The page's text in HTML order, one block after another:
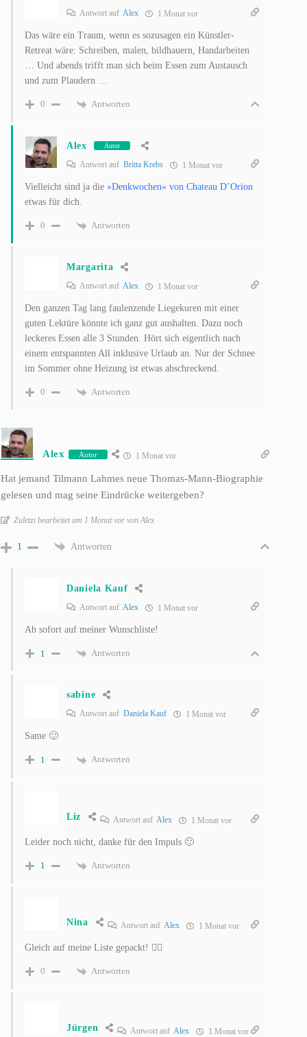
Antwort auf Alex 1 Monat vor
Das wäre ein Traum, wenn es sozusagen ein Künstler-
Retreat wäre: Schreiben, malen, bildhauern, Handarbeiten
… Und abends trifft man sich beim Essen zum Austausch
und zum Plaudern …
0 Antworten
Alex Autor
Antwort auf Britta Krebs 1 Monat vor
Vielleicht sind ja die »Denkwochen« von Chateau D’Orion
etwas für dich.
0 Antworten
Margarita
Antwort auf Alex 1 Monat vor
Den ganzen Tag lang faulenzende Liegekuren mit einer
guten Lektüre könnte ich ganz gut aushalten. Dazu noch
leckeres Essen alle 3 Stunden. Hört sich eigentlich nach
einem entspannten All inklusive Urlaub an. Nur der Schnee
im Sommer ohne Heizung ist etwas abschreckend.
0 Antworten
Alex Autor 1 Monat vor
Hat jemand Tilmann Lahmes neue Thomas-Mann-Biographie
gelesen und mag seine Eindrücke weitergeben?
Zuletzt bearbeitet am 1 Monat vor von Alex
1 Antworten
Daniela Kauf
Antwort auf Alex 1 Monat vor
Ab sofort auf meiner Wunschliste!
1 Antworten
sabine
Antwort auf Daniela Kauf 1 Monat vor
Same 🙂
1 Antworten
Liz Antwort auf Alex 1 Monat vor
Leider noch nicht, danke für den Impuls 🙂
1 Antworten
Nina Antwort auf Alex 1 Monat vor
Gleich auf meine Liste gepackt! ✌🏼
0 Antworten
Jürgen Antwort auf Alex 1 Monat vor